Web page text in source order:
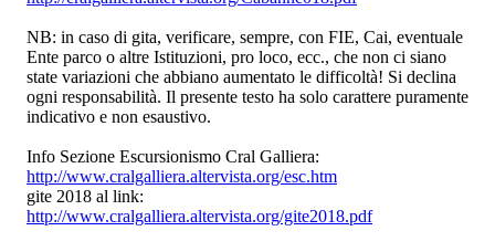
NB: in caso di gita, verificare, sempre, con FIE, Cai, eventuale
Ente parco o altre Istituzioni, pro loco, ecc., che non ci siano
state variazioni che abbiano aumentato le difficoltà! Si declina
ogni responsabilità. Il presente testo ha solo carattere puramente
indicativo e non esaustivo.
Info Sezione Escursionismo Cral Galliera:
http://www.cralgalliera.altervista.org/esc.htm
gite 2018 al link:
http://www.cralgalliera.altervista.org/gite2018.pdf